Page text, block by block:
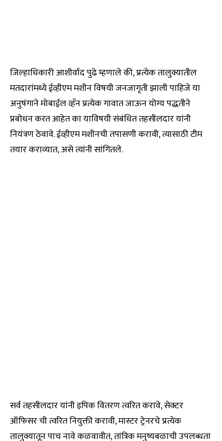
जिल्हाधिकारी आशीर्वाद पुढे म्हणाले की, प्रत्येक तालुक्यातील
मतदारांमध्ये ईव्हीएम मशीन विषयी जनजागृती झाली पाहिजे या
अनुषंगाने मोबाईल व्हॅन प्रत्येक गावात जाऊन योग्य पद्धतीने
प्रबोधन करत आहेत का याविषयी संबंधित तहसीलदार यांनी
नियंत्रण ठेवावे. ईव्हीएम मशीनची तपासणी करावी, त्यासाठी टीम
तयार कराव्यात, असे त्यांनी सांगितले.
सर्व तहसीलदार यांनी इपिक वितरण त्वरित करावे, सेक्टर
ऑफिसर ची त्वरित नियुक्ती करावी, मास्टर ट्रेनरचे प्रत्येक
तालुक्यातून पाच नावे कळवावीत, तांत्रिक मनुष्यबळाची उपलब्धता